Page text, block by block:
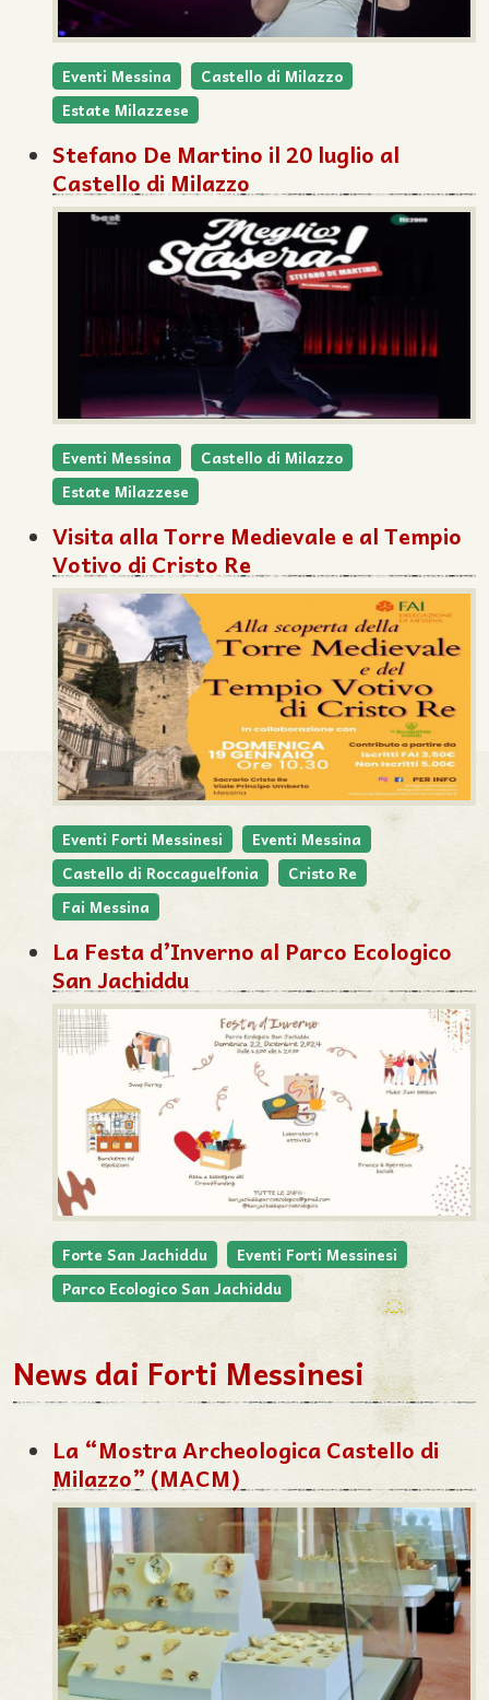
Eventi Messina
Castello di Milazzo
Estate Milazzese
Stefano De Martino il 20 luglio al
Castello di Milazzo
Eventi Messina
Castello di Milazzo
Estate Milazzese
Visita alla Torre Medievale e al Tempio
Votivo di Cristo Re
Eventi Forti Messinesi
Eventi Messina
Castello di Roccaguelfonia
Cristo Re
Fai Messina
La Festa d’Inverno al Parco Ecologico
San Jachiddu
Forte San Jachiddu
Eventi Forti Messinesi
Parco Ecologico San Jachiddu
News dai Forti Messinesi
La “Mostra Archeologica Castello di
Milazzo” (MACM)